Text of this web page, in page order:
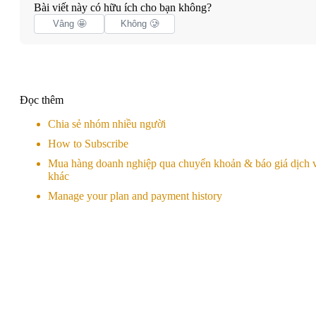
Bài viết này có hữu ích cho bạn không?
Vâng 🤩 Không 🥲
Đọc thêm
Chia sẻ nhóm nhiều người
How to Subscribe
Mua hàng doanh nghiệp qua chuyển khoản & báo giá dịch
khác
Manage your plan and payment history